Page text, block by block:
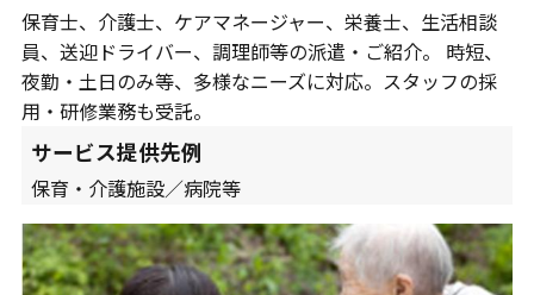
保育士、介護士、ケアマネージャー、栄養士、生活相談
員、送迎ドライバー、調理師等の派遣・ご紹介。 時短、
夜勤・土日のみ等、多様なニーズに対応。スタッフの採
用・研修業務も受託。
サービス提供先例
保育・介護施設／病院等